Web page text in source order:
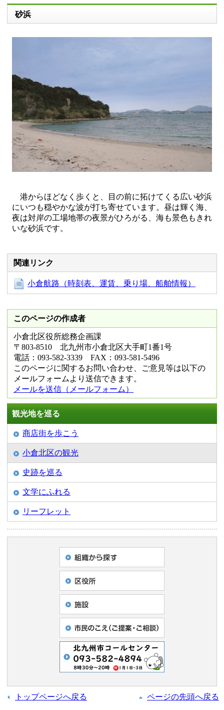
砂浜
港からほどなく歩くと、目の前に拓けてくる広い砂浜
にいつも穏やかな波が打ち寄せています。昼は輝く海、
夜は対岸の工場地帯の夜景がひろがる、海も景色もきれ
いな砂浜です。
関連リンク
小倉航路（時刻表、運賃、乗り場、船舶情報）
このページの作成者
小倉北区役所総務企画課
〒803-8510 北九州市小倉北区大手町1番1号
電話：093-582-3339 FAX：093-581-5496
このページに関するお問い合わせ、ご意見等は以下の
メールフォームより送信できます。
メールを送信（メールフォーム）
観光地を巡る
商店街を歩こう
小倉北区の観光
史跡を巡る
文学にふれる
リーフレット
トップページへ戻る ページの先頭へ戻る